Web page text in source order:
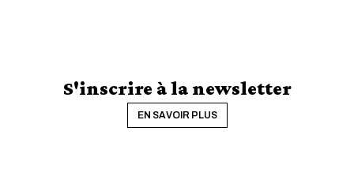
S'inscrire à la newsletter
EN SAVOIR PLUS